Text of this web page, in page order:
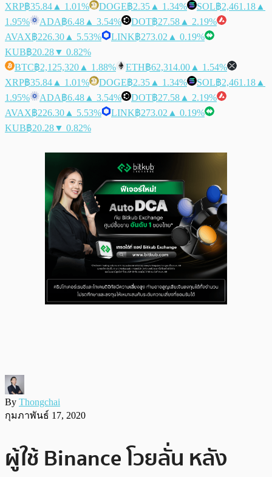
XRP฿35.84 ▲ 1.01% DOGE฿2.35 ▲ 1.34% SOL฿2,461.18 ▲
1.95%
ADA฿6.48 ▲ 3.54% DOT฿27.58 ▲ 2.19%
AVAX฿226.30 ▲ 5.53% LINK฿273.02 ▲ 0.19%
KUB฿20.28▼ 0.82%
BTC฿2,125,320 ▲ 1.88% ETH฿62,314.00 ▲ 1.54%
XRP฿35.84 ▲ 1.01% DOGE฿2.35 ▲ 1.34% SOL฿2,461.18 ▲
1.95%
ADA฿6.48 ▲ 3.54% DOT฿27.58 ▲ 2.19%
AVAX฿226.30 ▲ 5.53% LINK฿273.02 ▲ 0.19%
KUB฿20.28▼ 0.82%
By Thongchai
กุมภาพันธ์ 17, 2020
ผู้ใช้ Binance โวยลั่น หลัง